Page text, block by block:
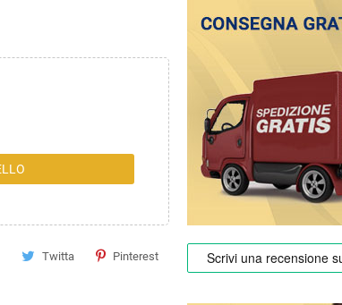
Twitta Pinterest